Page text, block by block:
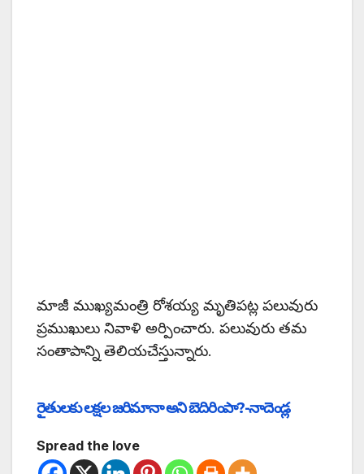
మాజీ ముఖ్యమంత్రి రోశయ్య మృతిపట్ల పలువురు
ప్రముఖులు నివాళి అర్పించారు. పలువురు తమ
సంతాపాన్ని తెలియచేస్తున్నారు.
రైతులకు లక్షల జరిమానా అని బెదిరింపా?-నాదెండ్ల
Spread the love